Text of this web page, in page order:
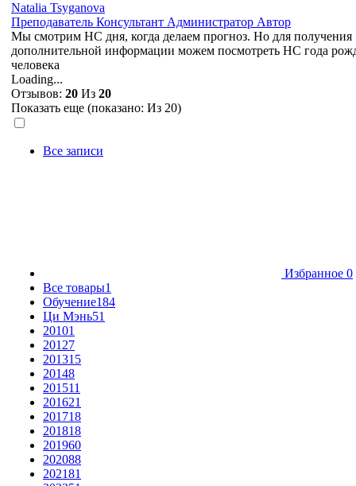
Natalia Tsyganova
Преподаватель Консультант Администратор Автор
Мы смотрим НС дня, когда делаем прогноз. Но для получения
дополнительной информации можем посмотреть НС года
человека
Loading...
Отзывов: 20 Из 20
Показать еще (показано: Из 20)
Все записи
Избранное 0
Все товары1
Обучение184
Ци Мэнь51
20101
20127
201315
20148
201511
201621
201718
201818
201960
202088
202181